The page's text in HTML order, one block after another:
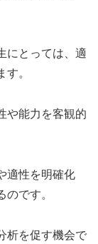
にとっては、適
。
や能力を客観的
適性を明確化
です。
析を促す機会で